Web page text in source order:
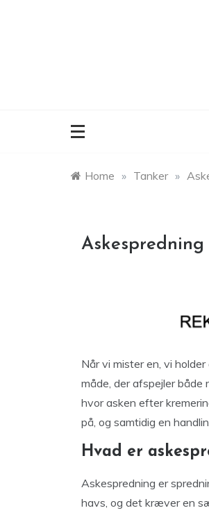
Home » Tanker »
Når vi mister en, vi
måde, der afspejler både
hvor asken efter
på, og samtidig en
Hvad er
Askespredning er
havs, og det kræver en